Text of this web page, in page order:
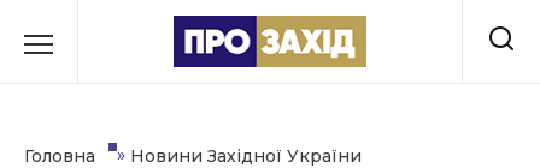
до
Головна » Новини Західної України